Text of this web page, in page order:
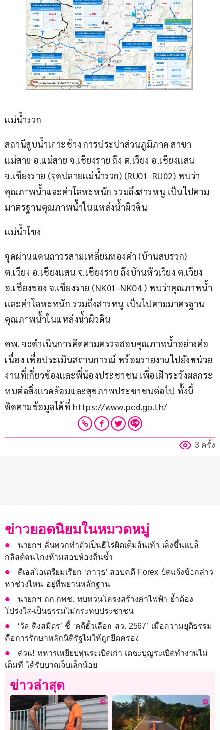
แม่น้ำรวก
สถานีสูบน้ำเกาะช้าง การประปาส่วนภูมิภาค สาขา
แม่สาย อ.แม่สาย จ.เชียงราย ถึง ต.เวียง อ.เชียงแสน
จ.เชียงราย (จุดปลายแม่น้ำรวก) (RU01-RU02) พบว่า
คุณภาพน้ำและค่าโลหะหนัก รวมถึงสารหนู เป็นไปตาม
มาตรฐานคุณภาพน้ำในแหล่งน้ำผิวดิน
แม่น้ำโขง
จุดผ่านแดนถาวรสามเหลี่ยมทองคำ (บ้านสบรวก)
ต.เวียง อ.เชียงแสน จ.เชียงราย ถึงบ้านหัวเวียง ต.เวียง
อ.เชียงของ จ.เชียงราย (NK01-NK04 ) พบว่าคุณภาพน้ำ
และค่าโลหะหนัก รวมถึงสารหนู เป็นไปตามมาตรฐาน
คุณภาพน้ำในแหล่งน้ำผิวดิน
คพ. จะดำเนินการติดตามตรวจสอบคุณภาพน้ำอย่างต่อ
เนื่อง เพื่อประเมินสถานการณ์ พร้อมรายงานไปยังหน่วย
งานที่เกี่ยวข้องและพี่น้องประชาชน เพื่อเฝ้าระวังผลกระ
ทบต่อสิ่งแวดล้อมและสุขภาพประชาชนต่อไป ทั้งนี้
ติดตามข้อมูลได้ที่ https://www.pcd.go.th/
3 ครั้ง
ข่าวยอดนิยมในหมวดหมู่
นายกฯ ลั่นพวกทำตัวเป็นฮีโร่ผิดเต็มส้นเท้า เล็งขึ้นแบล็
กลิสต์คนโกงห้ามสอบท้องถิ่นซ้ำ
ดีเอสไอเตรียมเรียก ‘ภาวุธ’ สอบคดี Forex ปัดแจ้งข้อกล่าว
หาช่วงไหน อยู่ที่พยานหลักฐาน
นายกฯ ถก กพช. ทบทวนโครงสร้างค่าไฟฟ้า ย้ำต้อง
โปร่งใส-เป็นธรรมไม่กระทบประชาชน
‘วัส ติงสมิตร’ ชี้ ‘คดีฮั้วเลือก สว. 2567’ เมื่อความยุติธรรม
คือการรักษาหลักนิติรัฐไม่ให้ถูกยึดครอง
ด่วน! ทหารเหยียบทุ่นระเบิดเก่า เดชะบุญระเบิดทำงานไม่
เต็มที่ ได้รับบาดเจ็บเล็กน้อย
ข่าวล่าสุด